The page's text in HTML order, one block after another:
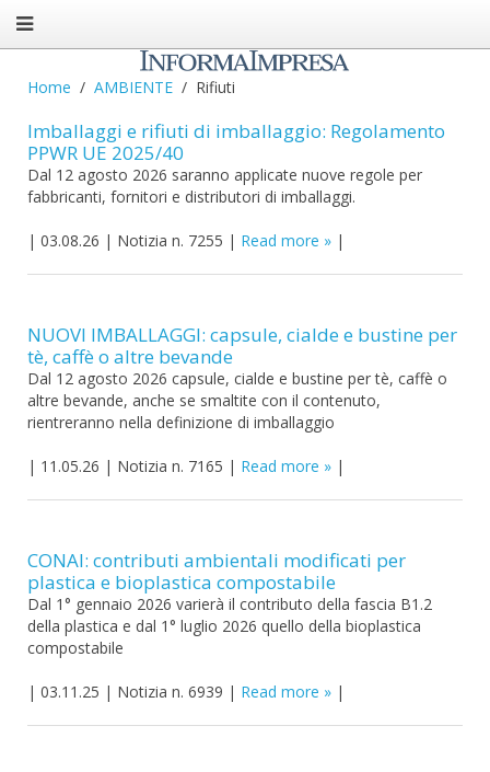
Home AMBIENTE Rifiuti
Imballaggi e rifiuti di imballaggio: Regolamento
PPWR UE 2025/40
Dal 12 agosto 2026 saranno applicate nuove regole per
fabbricanti, fornitori e distributori di imballaggi.
| 03.08.26 | Notizia n. 7255 | Read more |
NUOVI IMBALLAGGI: capsule, cialde e bustine per
tè, caffè o altre bevande
Dal 12 agosto 2026 capsule, cialde e bustine per tè, caffè o
altre bevande, anche se smaltite con il contenuto,
rientreranno nella definizione di imballaggio
| 11.05.26 | Notizia n. 7165 | Read more |
CONAI: contributi ambientali modificati per
plastica e bioplastica compostabile
Dal 1° gennaio 2026 varierà il contributo della fascia B1.2
della plastica e dal 1° luglio 2026 quello della bioplastica
compostabile
| 03.11.25 | Notizia n. 6939 | Read more |